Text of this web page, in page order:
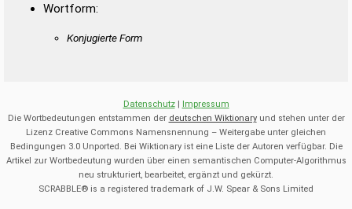
Wortform:
Konjugierte Form
Datenschutz| Impressum
Die Wortbedeutungen entstammen der deutschen Wiktionaryund stehen unter der
Lizenz Creative Commons Namensnennung – Weitergabe unter gleichen
Bedingungen 3.0 Unported. Bei Wiktionary ist eine Liste der Autoren verfügbar. Die
Artikel zur Wortbedeutung wurden über einen semantischen Computer-Algorithmus
neu strukturiert, bearbeitet, ergänzt und gekürzt.
SCRABBLE® is a registered trademark of J.W. Spear & Sons Limited